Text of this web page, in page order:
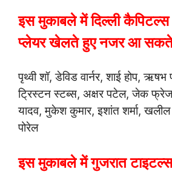
इस मुकाबले में दिल्ली
प्लेयर खेलते हुए नजर आ
पृथ्वी शॉ, डेविड वार्नर, शाई होप,
ट्रिस्टन स्टब्स, अक्षर पटेल, जेक
यादव, मुकेश कुमार, इशांत शर्मा,
पोरेल
इस मुकाबले में गुजरात